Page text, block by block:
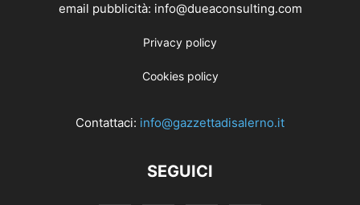
email pubblicità: info@dueaconsulting.com
Privacy policy
Cookies policy
Contattaci: info@gazzettadisalerno.it
SEGUICI